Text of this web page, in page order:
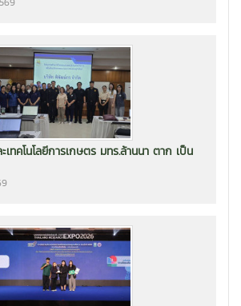
ทคโนโลยีการเกษตร มทร.ล้านนา ตาก เป็น